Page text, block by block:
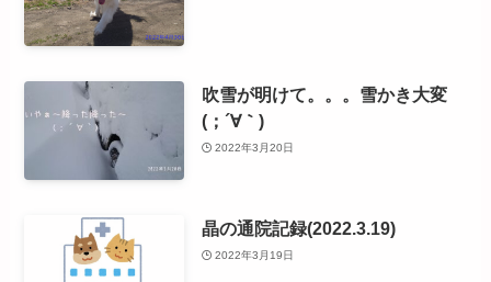
吹雪が明けて。。。雪かき大変
(；´∀｀)
2022年3月20日
晶の通院記録(2022.3.19)
2022年3月19日